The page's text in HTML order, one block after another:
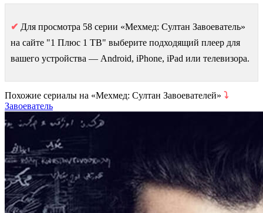
✔ Для просмотра 58 серии «Мехмед: Султан Завоеватель»
на сайте "1 Плюс 1 ТВ" выберите подходящий плеер для
вашего устройства — Android, iPhone, iPad или телевизора.
Похожие сериалы на «Мехмед: Султан Завоевателей» ⤵
Завоеватель